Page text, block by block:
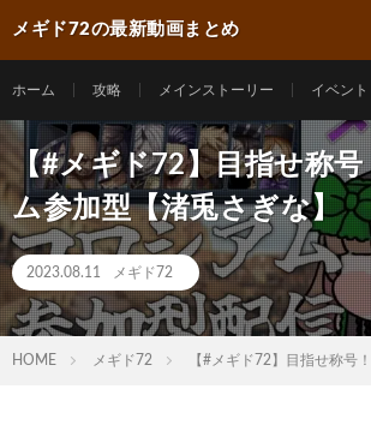
メギド72の最新動画まとめ
ホーム 攻略 メインストーリー イベント
【#メギド72】目指せ称
ム参加型【渚兎さぎな】
2023.08.11 メギド72
HOME メギド72 【#メギド72】目指せ称号